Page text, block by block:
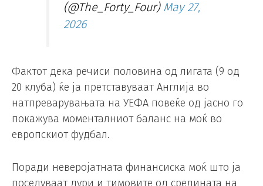
(@The_Forty_Four) May 27,
2026
Фактот дека речиси половина од лигата (9 од
20 клуба) ќе ја претставуваат Англија во
натпреварувањата на УЕФА повеќе од јасно го
покажува моменталниот баланс на моќ во
европскиот фудбал.
Поради неверојатната финансиска моќ што ја
поседуваат дури и тимовите од средината на